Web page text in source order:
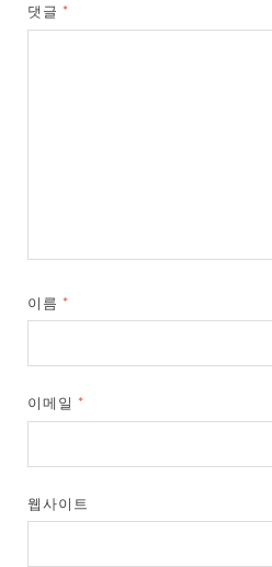
댓글 *
이름 *
이메일 *
웹사이트